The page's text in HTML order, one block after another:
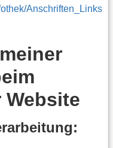
Anschriften_Links
Website